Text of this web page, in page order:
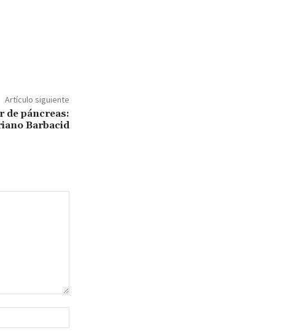
Artículo siguiente
de páncreas:
Barbacid
web: